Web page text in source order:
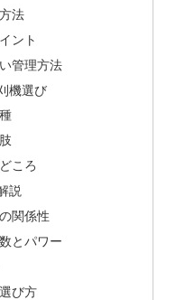
法
ント
管理方法
機選び
ころ
説
関係性
とパワー
び方